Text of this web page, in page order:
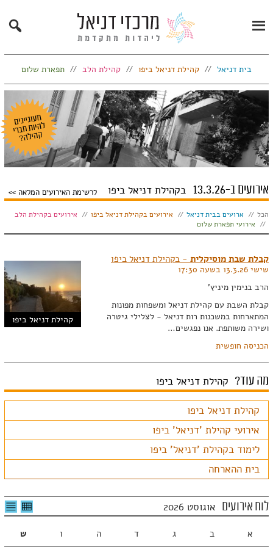
Primary
Menu
Search
בית דניאל קהילת דניאל ביפו קהילת הלב תפארת שלום
אירועים ב-13.3.26 בקהילת דניאל ביפו לרשימת האירועים המלאה
הצג:
הכל ארועים בבית דניאל אירועים בקהילת דניאל ביפו
אירועים בקהילת הלב
אירועי תפארת שלום
קהילת דניאל ביפו
קבלת שבת מוסיקלית - בקהילת דניאל ביפו
שישי 13.3.26 בשעה 17:30
הרב בנימין מיניץ'
קבלת השבת עם קהילת דניאל ומשפחות מפונות
המתארחות במשכנות רות דניאל - לצלילי גיטרה
ושירה משותפת. אנו נפגשים…
הכניסה חופשית
מה עוד? קהילת דניאל ביפו
קהילת דניאל ביפו
אירועי קהילת 'דניאל' ביפו
לימוד בקהילת 'דניאל' ביפו
בית ההארחה
לוח אירועים אוגוסט 2026 לצפיה
בטבלה
א ב ג ד ה ו
ש